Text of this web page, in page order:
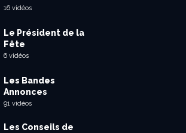
16 vidéos
Le Président de la
Fête
6 vidéos
Les Bandes
Annonces
91 vidéos
Les Conseils de